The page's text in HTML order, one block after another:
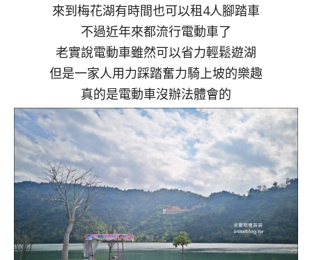
來到梅花湖有時間也可以租4人腳踏車
不過近年來都流行電動車了
老實說電動車雖然可以省力輕鬆遊湖
但是一家人用力踩踏奮力騎上坡的樂趣
真的是電動車沒辦法體會的